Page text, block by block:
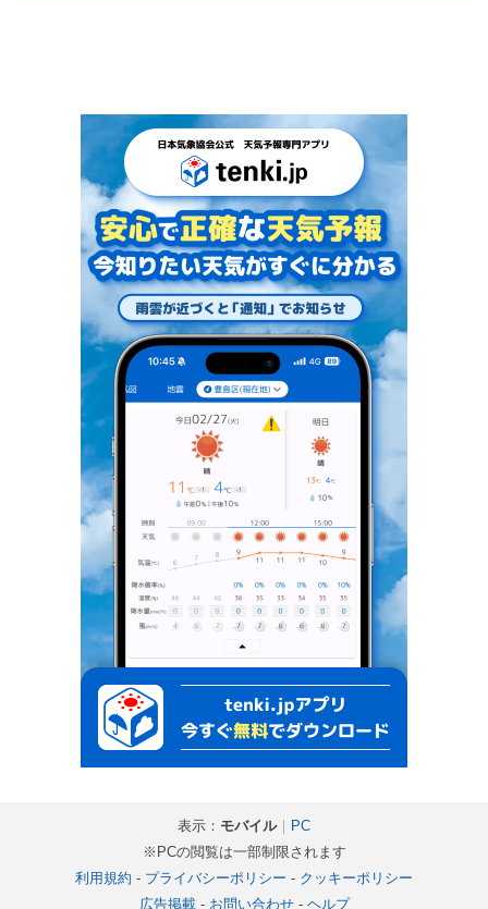
表示： モバイル｜ PC
※PCの閲覧は一部制限されます
利用規約 - プライバシーポリシー - クッキーポリシー
広告掲載- お問い合わせ- ヘルプ